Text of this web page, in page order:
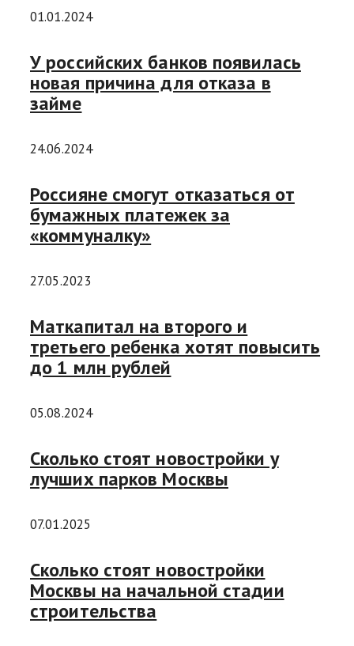
01.01.2024
У российских банков появилась
новая причина для отказа в
займе
24.06.2024
Россияне смогут отказаться от
бумажных платежек за
«коммуналку»
27.05.2023
Маткапитал на второго и
третьего ребенка хотят повысить
до 1 млн рублей
05.08.2024
Сколько стоят новостройки у
лучших парков Москвы
07.01.2025
Сколько стоят новостройки
Москвы на начальной стадии
строительства